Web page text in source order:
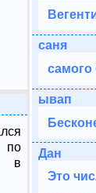
в
саня
самого
ывап
Дан
Это